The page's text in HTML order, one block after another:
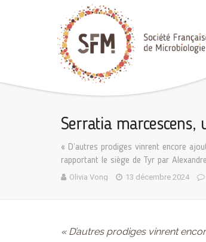
Serratia marcescens,
« D’autres prodiges vinrent encore
rapportant le siège de Tyr par
Olivia Vong 13 décembre 2024
« D’autres prodiges vinrent